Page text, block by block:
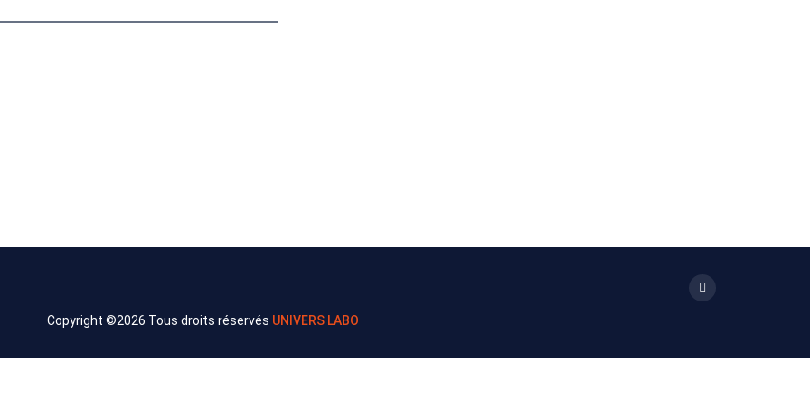
Copyright ©2026 Tous droits réservés UNIVERS LABO